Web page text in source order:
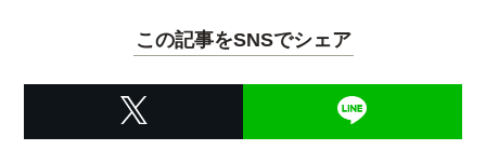
この記事をSNSでシェア